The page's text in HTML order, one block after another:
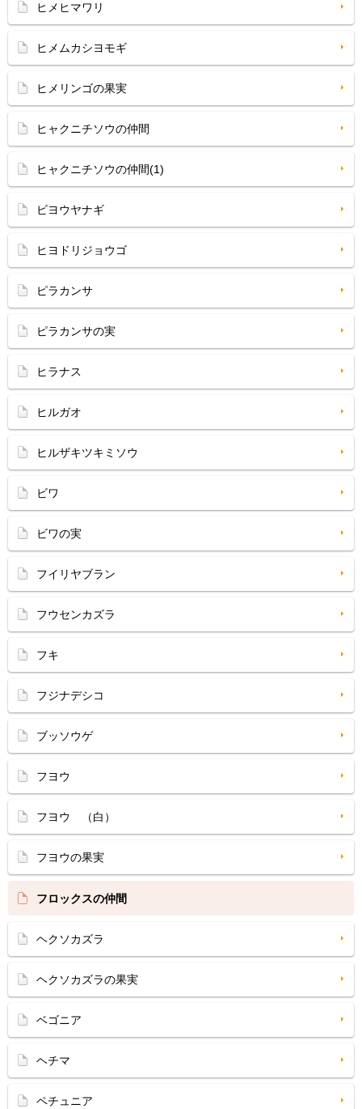
ヒメヒマワリ
ヒメムカシヨモギ
ヒメリンゴの果実
ヒャクニチソウの仲間
ヒャクニチソウの仲間(1)
ビヨウヤナギ
ヒヨドリジョウゴ
ピラカンサ
ピラカンサの実
ヒラナス
ヒルガオ
ヒルザキツキミソウ
ビワ
ビワの実
フイリヤブラン
フウセンカズラ
フキ
フジナデシコ
ブッソウゲ
フヨウ
フヨウ （白）
フヨウの果実
フロックスの仲間
ヘクソカズラ
ヘクソカズラの果実
ベゴニア
ヘチマ
ペチュニア